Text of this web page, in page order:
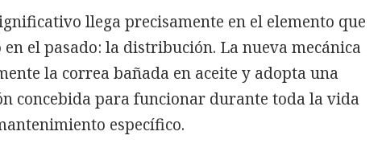
llega precisamente en el elemento que
el pasado: la distribución. La nueva mecánica
la correa bañada en aceite y adopta una
concebida para funcionar durante toda la vida
específico.